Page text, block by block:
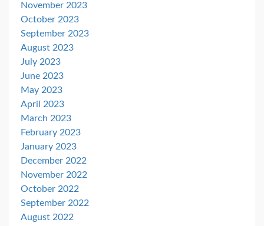
November 2023
October 2023
September 2023
August 2023
July 2023
June 2023
May 2023
April 2023
March 2023
February 2023
January 2023
December 2022
November 2022
October 2022
September 2022
August 2022